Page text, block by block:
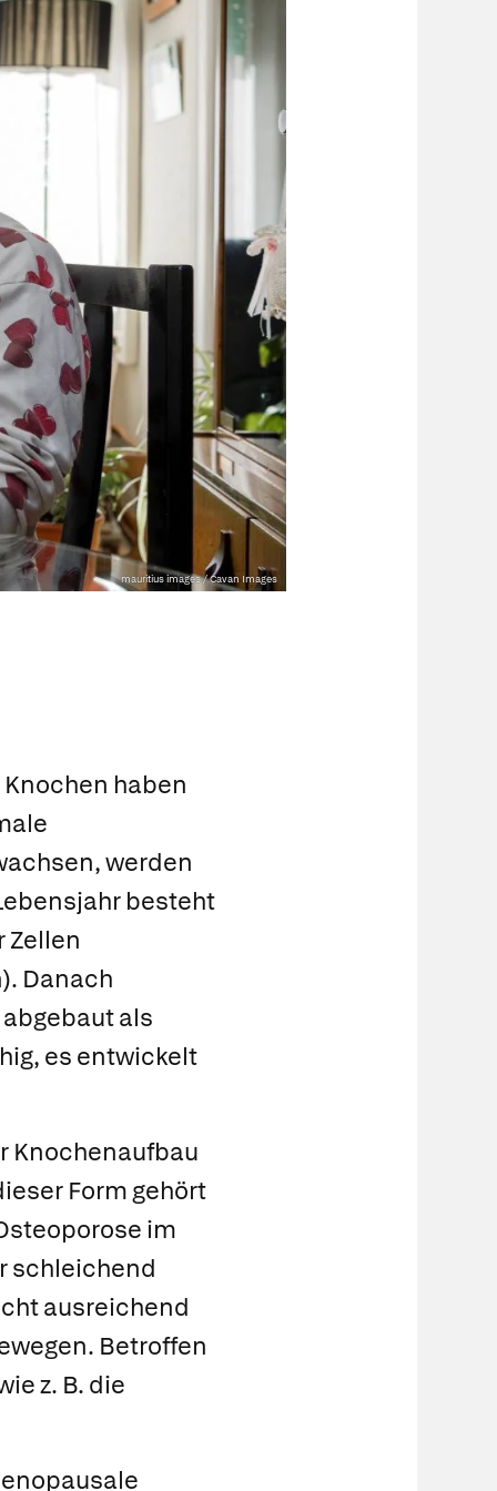
mauritius images / Cavan Images
haben
werden
besteht
Zellen
). Danach
als
es entwickelt
Knochenaufbau
Form gehört
im
schleichend
ausreichend
Betroffen
z. B. die